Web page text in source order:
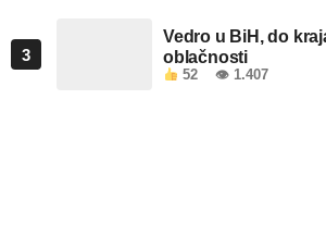
3
Vedro u BiH, do
oblačnosti
52 👁 1.407